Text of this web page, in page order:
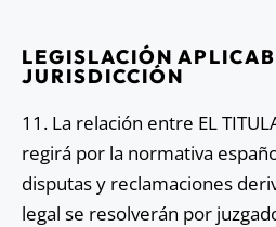
LEGISLACIÓN
JURISDICCIÓN
11. La relación entre EL
regirá por la normativa
disputas y reclamaciones
legal se resolverán por